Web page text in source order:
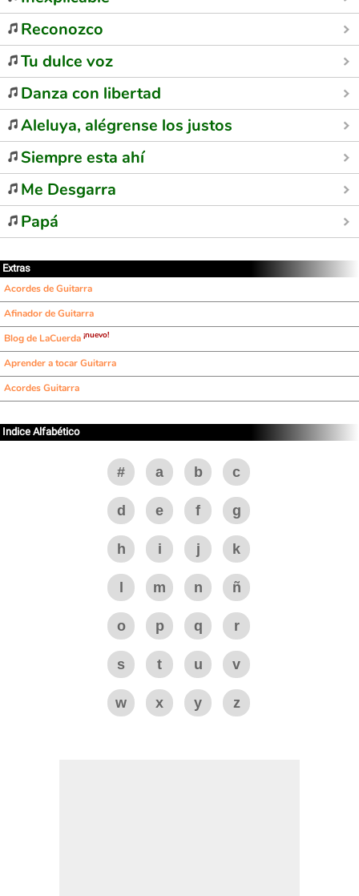
Reconozco
Tu dulce voz
Danza con libertad
Aleluya, alégrense los justos
Siempre esta ahí
Me Desgarra
Papá
Extras
Acordes de Guitarra
Afinador de Guitarra
Blog de LaCuerda ¡nuevo!
Aprender a tocar Guitarra
Acordes Guitarra
Indice Alfabético
# a b c
d e f g
h i j k
m n ñ
o p q r
s t u v
w x y z